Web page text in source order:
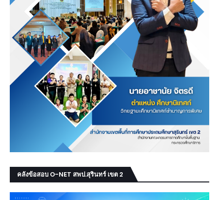
คลังข้อสอบ O-NET สพป.สุรินทร์ เขต 2